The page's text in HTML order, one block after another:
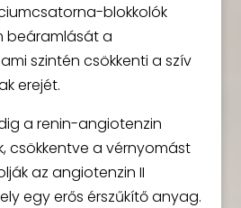
blokkolók
beáramlását a
szintén csökkenti a szív
erejét.
a renin-angiotenzin
csökkentve a vérnyomást
az angiotenzin II
egy erős érszűkítő anyag.